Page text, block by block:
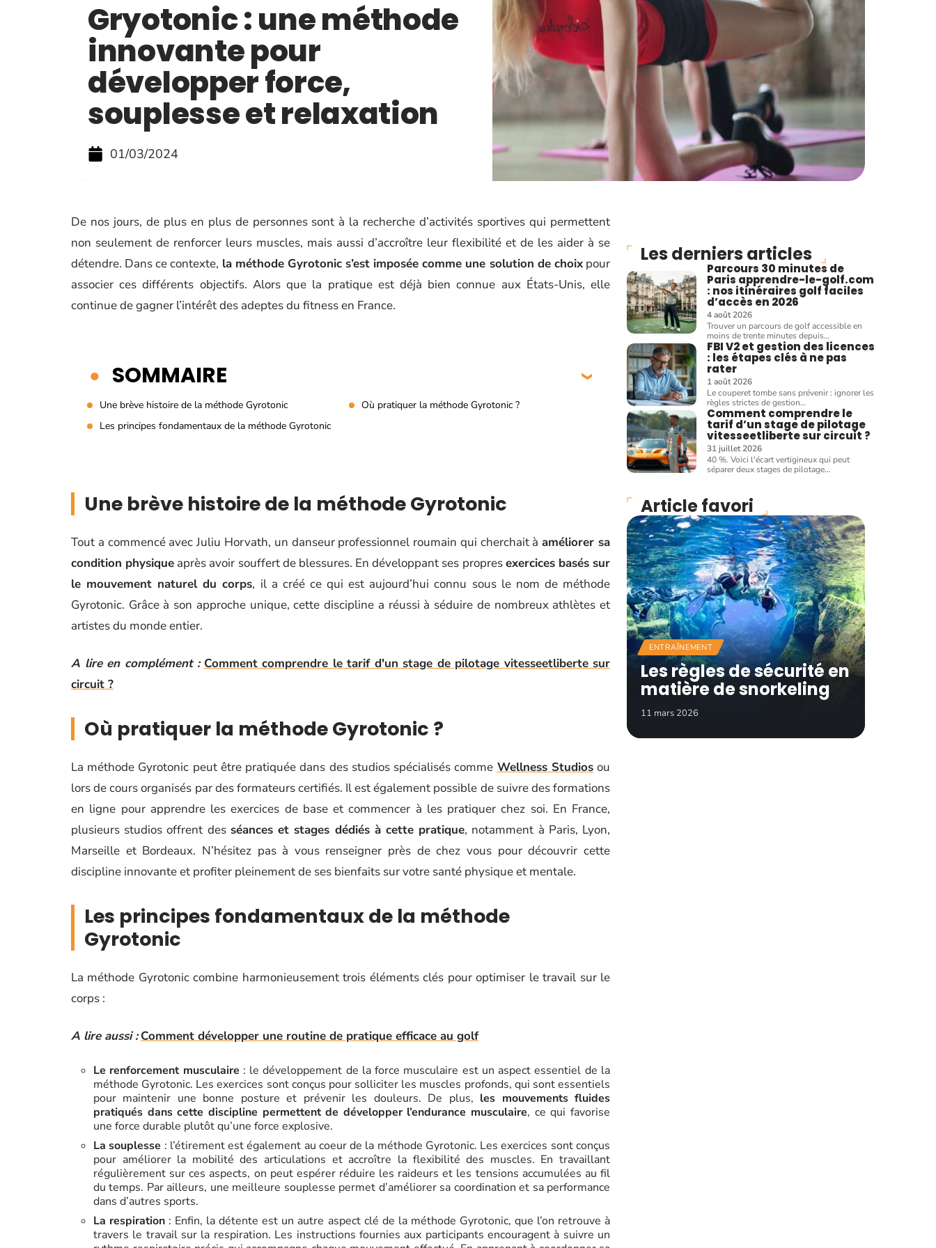
Gryotonic : une méthode
innovante pour
développer force,
souplesse et relaxation
01/03/2024
De nos jours, de plus en plus de personnes sont à la recherche d’activités sportives qui permettent
non seulement de renforcer leurs muscles, mais aussi d’accroître leur flexibilité et de les aider à se
détendre. Dans ce contexte, la méthode Gyrotonic s’est imposée comme une solution de choixpour
associer ces différents objectifs. Alors que la pratique est déjà bien connue aux États-Unis, elle
continue de gagner l’intérêt des adeptes du fitness en France.
SOMMAIRE
Une brève histoire de la méthode Gyrotonic
Où pratiquer la méthode Gyrotonic ?
Les principes fondamentaux de la méthode Gyrotonic
Une brève histoire de la méthode Gyrotonic
Tout a commencé avec Juliu Horvath, un danseur professionnel roumain qui cherchait àaméliorer sa
condition physique après avoir souffert de blessures. En développant ses propresexercices basés sur
le mouvement naturel du corps, il a créé ce qui est aujourd’hui connu sous le nom de méthode
Gyrotonic. Grâce à son approche unique, cette discipline a réussi à séduire de nombreux athlètes et
artistes du monde entier.
A lire en complément : Comment comprendre le tarif d'un stage de pilotage vitesseetliberte sur
circuit ?
Où pratiquer la méthode Gyrotonic ?
La méthode Gyrotonic peut être pratiquée dans des studios spécialisés comme Wellness Studiosou
lors de cours organisés par des formateurs certifiés. Il est également possible de suivre des formations
en ligne pour apprendre les exercices de base et commencer à les pratiquer chez soi. En France,
plusieurs studios offrent des séances et stages dédiés à cette pratique, notamment à Paris, Lyon,
Marseille et Bordeaux. N’hésitez pas à vous renseigner près de chez vous pour découvrir cette
discipline innovante et profiter pleinement de ses bienfaits sur votre santé physique et mentale.
Les principes fondamentaux de la méthode
Gyrotonic
La méthode Gyrotonic combine harmonieusement trois éléments clés pour optimiser le travail sur le
corps :
A lire aussi : Comment développer une routine de pratique efficace au golf
Le renforcement musculaire : le développement de la force musculaire est un aspect essentiel de la
méthode Gyrotonic. Les exercices sont conçus pour solliciter les muscles profonds, qui sont essentiels
pour maintenir une bonne posture et prévenir les douleurs. De plus, les mouvements fluides
pratiqués dans cette discipline permettent de développer l’endurance musculaire, ce qui favorise
une force durable plutôt qu’une force explosive.
La souplesse : l’étirement est également au coeur de la méthode Gyrotonic. Les exercices sont conçus
pour améliorer la mobilité des articulations et accroître la flexibilité des muscles. En travaillant
régulièrement sur ces aspects, on peut espérer réduire les raideurs et les tensions accumulées au fil
du temps. Par ailleurs, une meilleure souplesse permet d’améliorer sa coordination et sa performance
dans d’autres sports.
La respiration : Enfin, la détente est un autre aspect clé de la méthode Gyrotonic, que l’on retrouve à
travers le travail sur la respiration. Les instructions fournies aux participants encouragent à suivre un
Les derniers articles
Parcours 30 minutes de
Paris apprendre-le-golf.com
: nos itinéraires golf faciles
d’accès en 2026
4 août 2026
Trouver un parcours de golf accessible en
moins de trente minutes depuis…
FBI V2 et gestion des licences
: les étapes clés à ne pas
rater
1 août 2026
Le couperet tombe sans prévenir : ignorer les
règles strictes de gestion…
Comment comprendre le
tarif d’un stage de pilotage
vitesseetliberte sur circuit ?
31 juillet 2026
40 %. Voici l'écart vertigineux qui peut
séparer deux stages de pilotage…
Article favori
ENTRAÎNEMENT
Les règles de sécurité en
matière de snorkeling
11 mars 2026